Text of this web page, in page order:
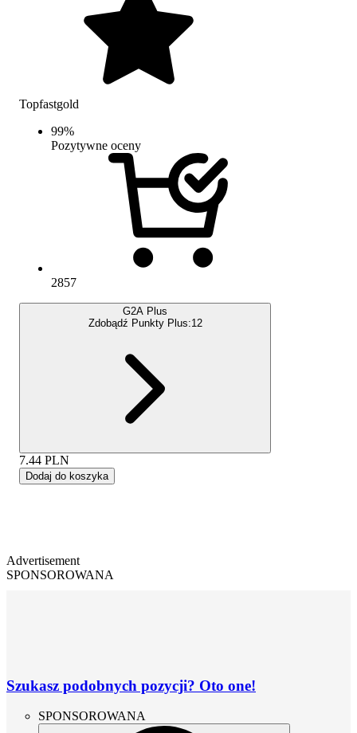
Topfastgold
99%
Pozytywne oceny
2857
G2A Plus
Zdobądź Punkty Plus:12
7.44 PLN
Dodaj do koszyka
Advertisement
SPONSOROWANA
Szukasz podobnych pozycji? Oto one!
SPONSOROWANA